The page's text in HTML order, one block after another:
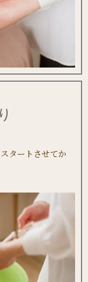
タートさせてか